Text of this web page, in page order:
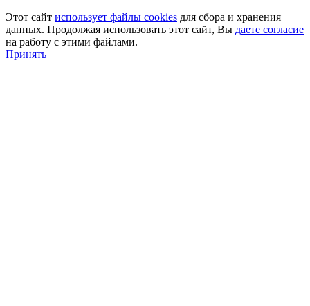
Этот сайт использует файлы cookies для сбора и хранения
данных. Продолжая использовать этот сайт, Вы даете согласие
на работу с этими файлами.
Принять